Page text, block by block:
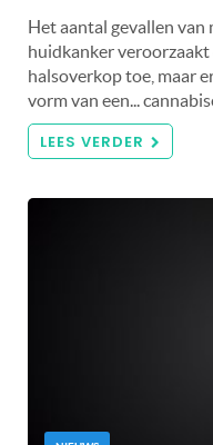
Het aantal gevallen van
huidkanker
halsoverkop toe, maar
vorm van een...
LEES VERDER